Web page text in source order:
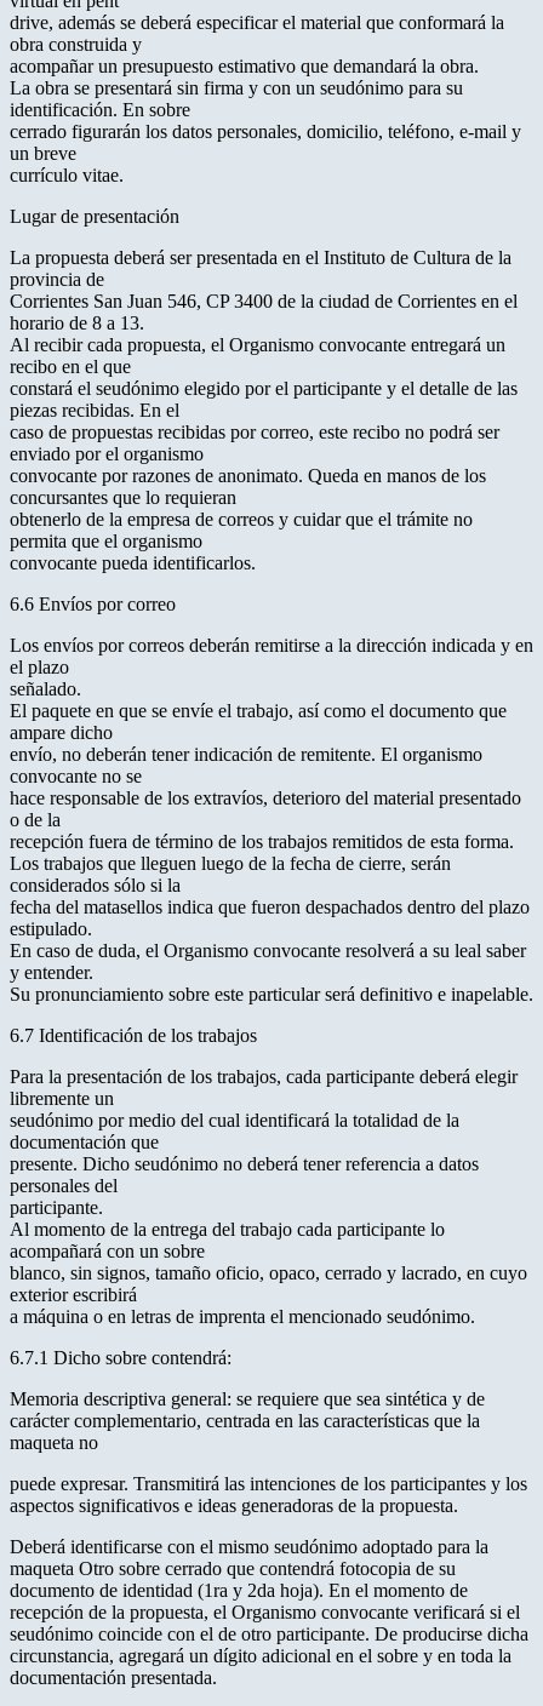
drive, además se deberá especificar el material que conformará la
obra construida y
acompañar un presupuesto estimativo que demandará la obra.
La obra se presentará sin firma y con un seudónimo para su
identificación. En sobre
cerrado figurarán los datos personales, domicilio, teléfono, e-mail y
un breve
currículo vitae.
Lugar de presentación
La propuesta deberá ser presentada en el Instituto de Cultura de la
provincia de
Corrientes San Juan 546, CP 3400 de la ciudad de Corrientes en el
horario de 8 a 13.
Al recibir cada propuesta, el Organismo convocante entregará un
recibo en el que
constará el seudónimo elegido por el participante y el detalle de las
piezas recibidas. En el
caso de propuestas recibidas por correo, este recibo no podrá ser
enviado por el organismo
convocante por razones de anonimato. Queda en manos de los
concursantes que lo requieran
obtenerlo de la empresa de correos y cuidar que el trámite no
permita que el organismo
convocante pueda identificarlos.
6.6 Envíos por correo
Los envíos por correos deberán remitirse a la dirección indicada y en
el plazo
señalado.
El paquete en que se envíe el trabajo, así como el documento que
ampare dicho
envío, no deberán tener indicación de remitente. El organismo
convocante no se
hace responsable de los extravíos, deterioro del material presentado
o de la
recepción fuera de término de los trabajos remitidos de esta forma.
Los trabajos que lleguen luego de la fecha de cierre, serán
considerados sólo si la
fecha del matasellos indica que fueron despachados dentro del plazo
estipulado.
En caso de duda, el Organismo convocante resolverá a su leal saber
y entender.
Su pronunciamiento sobre este particular será definitivo e inapelable.
6.7 Identificación de los trabajos
Para la presentación de los trabajos, cada participante deberá elegir
libremente un
seudónimo por medio del cual identificará la totalidad de la
documentación que
presente. Dicho seudónimo no deberá tener referencia a datos
personales del
participante.
Al momento de la entrega del trabajo cada participante lo
acompañará con un sobre
blanco, sin signos, tamaño oficio, opaco, cerrado y lacrado, en cuyo
exterior escribirá
a máquina o en letras de imprenta el mencionado seudónimo.
6.7.1 Dicho sobre contendrá:
Memoria descriptiva general: se requiere que sea sintética y de
carácter complementario, centrada en las características que la
maqueta no
puede expresar. Transmitirá las intenciones de los participantes y los
aspectos significativos e ideas generadoras de la propuesta.
Deberá identificarse con el mismo seudónimo adoptado para la
maqueta Otro sobre cerrado que contendrá fotocopia de su
documento de identidad (1ra y 2da hoja). En el momento de
recepción de la propuesta, el Organismo convocante verificará si el
seudónimo coincide con el de otro participante. De producirse dicha
circunstancia, agregará un dígito adicional en el sobre y en toda la
documentación presentada.